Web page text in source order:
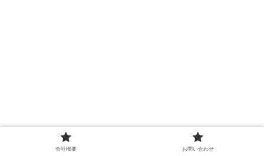
会社概要 お問い合わせ